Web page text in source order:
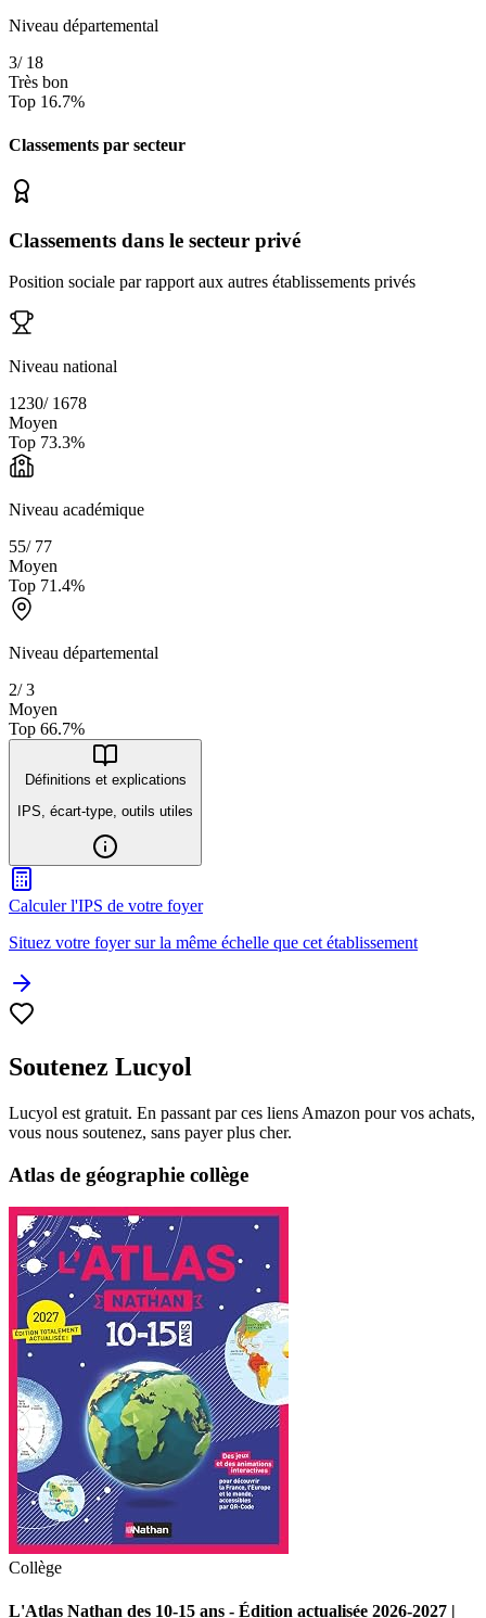
Niveau départemental
3/ 18
Très bon
Top 16.7%
Classements par secteur
Classements dans le secteur privé
Position sociale par rapport aux autres établissements privés
Niveau national
1230/ 1678
Moyen
Top 73.3%
Niveau académique
55/ 77
Moyen
Top 71.4%
Niveau départemental
2/3
Moyen
Top 66.7%
Définitions et explications
IPS, écart-type, outils utiles
Calculer l'IPS de votre foyer
Situez votre foyer sur la même échelle que cet établissement
Soutenez Lucyol
Lucyol est gratuit. En passant par ces liens Amazon pour vos achats,
vous nous soutenez, sans payer plus cher.
Atlas de géographie collège
Collège
L'Atlas Nathan des 10-15 ans - Édition actualisée 2026-2027 |